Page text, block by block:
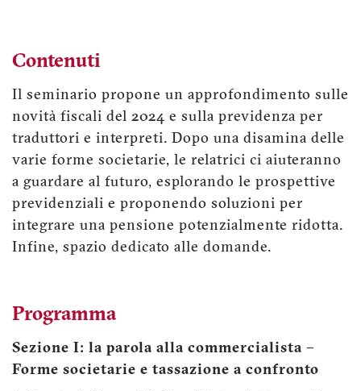
Contenuti
Il seminario propone un approfondimento sulle
novità fiscali del 2024 e sulla previdenza per
traduttori e interpreti. Dopo una disamina delle
varie forme societarie, le relatrici ci aiuteranno
a guardare al futuro, esplorando le prospettive
previdenziali e proponendo soluzioni per
integrare una pensione potenzialmente ridotta.
Infine, spazio dedicato alle domande.
Programma
Sezione I: la parola alla commercialista –
Forme societarie e tassazione a confronto